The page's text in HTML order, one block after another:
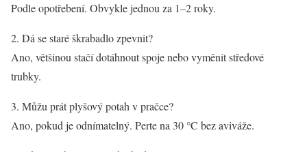
Podle opotřebení. Obvykle jednou za 1–2 roky.
2. Dá se staré škrabadlo zpevnit?
Ano, většinou stačí dotáhnout spoje nebo vyměnit středové
trubky.
3. Můžu prát plyšový potah v pračce?
Ano, pokud je odnímatelný. Perte na 30 °C bez aviváže.